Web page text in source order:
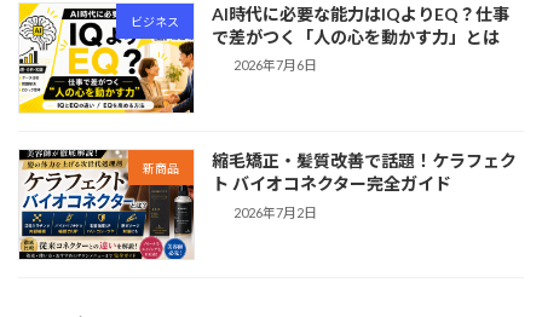
ビジネス
AI時代に必要な能力はIQよりEQ？仕事
で差がつく「人の心を動かす力」とは
2026年7月6日
新商品
縮毛矯正・髪質改善で話題！ケラフェク
ト バイオコネクター完全ガイド
2026年7月2日